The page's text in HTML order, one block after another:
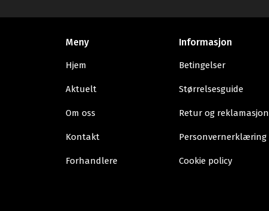
Meny
Hjem
Aktuelt
Om oss
Kontakt
Forhandlere
Informasjon
Betingelser
Størrelsesguide
Retur og reklamasjon
Personvernerklæring
Cookie policy